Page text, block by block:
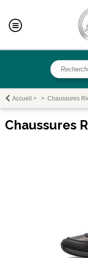
Accueil > > Chaussures
Chaussures